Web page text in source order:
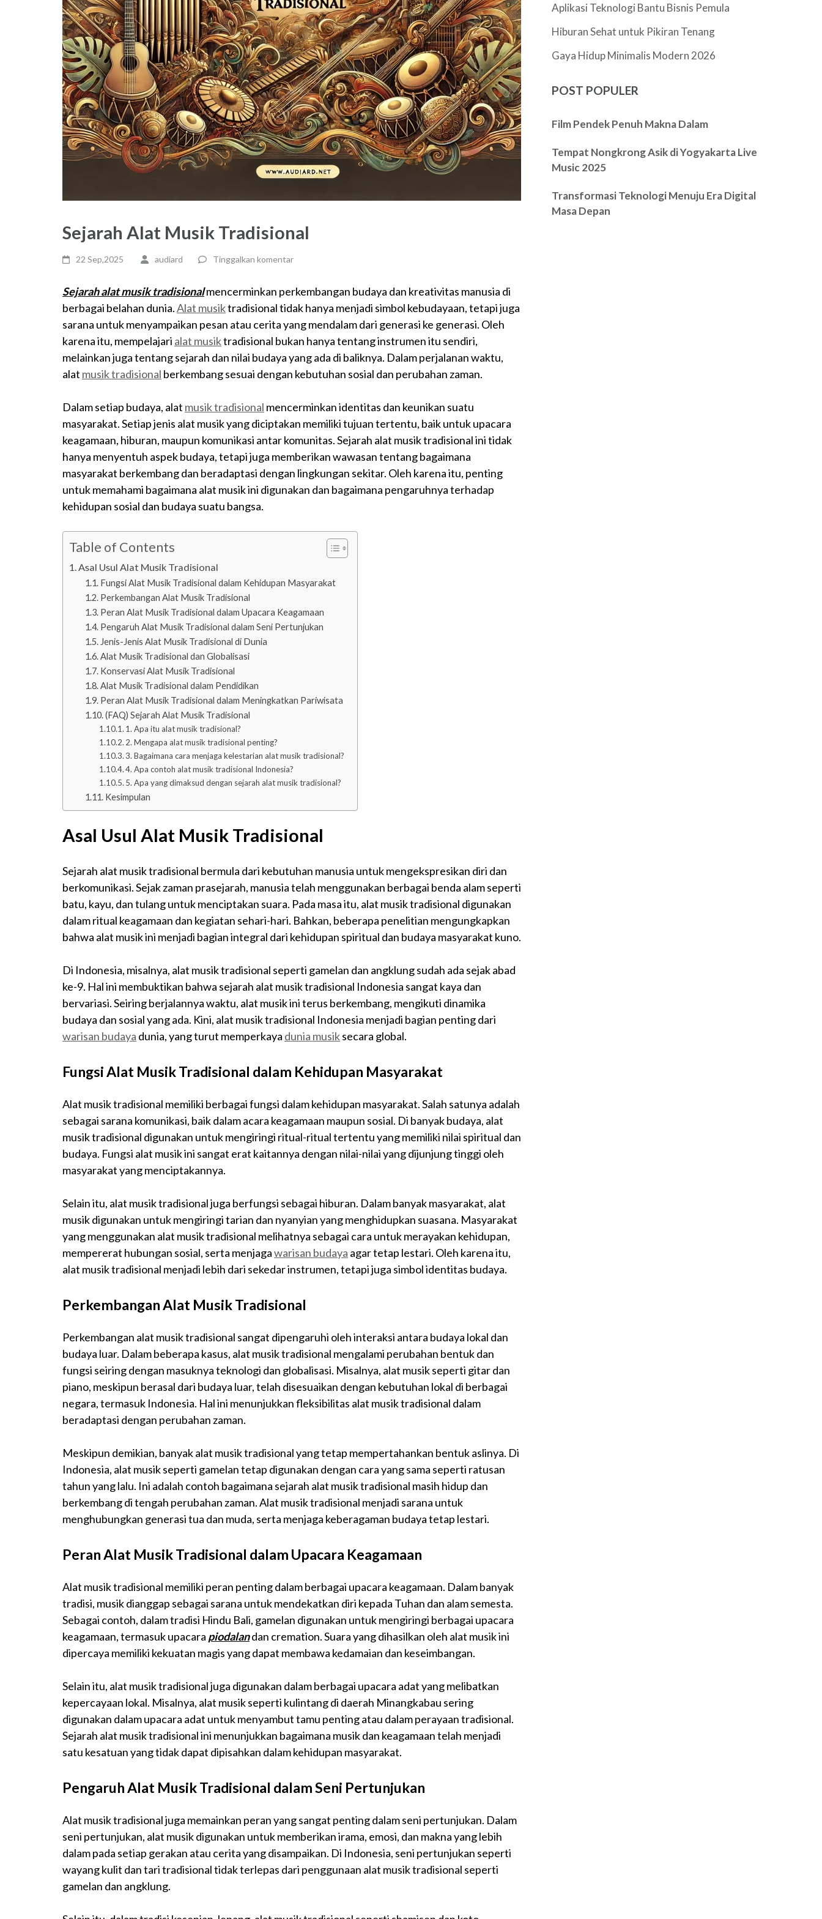
Sejarah Alat Musik Tradisional
22 Sep,2025 audiard Tinggalkan komentar
Sejarah alat musik tradisionalmencerminkan perkembangan budaya dan kreativitas manusia di
berbagai belahan dunia.Alat musiktradisional tidak hanya menjadi simbol kebudayaan, tetapi juga
sarana untuk menyampaikan pesan atau cerita yang mendalam dari generasi ke generasi. Oleh
karena itu, mempelajari alat musiktradisional bukan hanya tentang instrumen itu sendiri,
melainkan juga tentang sejarah dan nilai budaya yang ada di baliknya. Dalam perjalanan waktu,
alat musik tradisional berkembang sesuai dengan kebutuhan sosial dan perubahan zaman.
Dalam setiap budaya, alat musik tradisional mencerminkan identitas dan keunikan suatu
masyarakat. Setiap jenis alat musik yang diciptakan memiliki tujuan tertentu, baik untuk upacara
keagamaan, hiburan, maupun komunikasi antar komunitas. Sejarah alat musik tradisional ini tidak
hanya menyentuh aspek budaya, tetapi juga memberikan wawasan tentang bagaimana
masyarakat berkembang dan beradaptasi dengan lingkungan sekitar. Oleh karena itu, penting
untuk memahami bagaimana alat musik ini digunakan dan bagaimana pengaruhnya terhadap
kehidupan sosial dan budaya suatu bangsa.
Table of Contents
Asal Usul Alat Musik Tradisional
Fungsi Alat Musik Tradisional dalam Kehidupan Masyarakat
Perkembangan Alat Musik Tradisional
Peran Alat Musik Tradisional dalam Upacara Keagamaan
Pengaruh Alat Musik Tradisional dalam Seni Pertunjukan
Jenis-Jenis Alat Musik Tradisional di Dunia
Alat Musik Tradisional dan Globalisasi
Konservasi Alat Musik Tradisional
Alat Musik Tradisional dalam Pendidikan
Peran Alat Musik Tradisional dalam Meningkatkan Pariwisata
(FAQ) Sejarah Alat Musik Tradisional
1. Apa itu alat musik tradisional?
2. Mengapa alat musik tradisional penting?
3. Bagaimana cara menjaga kelestarian alat musik tradisional?
4. Apa contoh alat musik tradisional Indonesia?
5. Apa yang dimaksud dengan sejarah alat musik tradisional?
Kesimpulan
Asal Usul Alat Musik Tradisional
Sejarah alat musik tradisional bermula dari kebutuhan manusia untuk mengekspresikan diri dan
berkomunikasi. Sejak zaman prasejarah, manusia telah menggunakan berbagai benda alam seperti
batu, kayu, dan tulang untuk menciptakan suara. Pada masa itu, alat musik tradisional digunakan
dalam ritual keagamaan dan kegiatan sehari-hari. Bahkan, beberapa penelitian mengungkapkan
bahwa alat musik ini menjadi bagian integral dari kehidupan spiritual dan budaya masyarakat kuno.
Di Indonesia, misalnya, alat musik tradisional seperti gamelan dan angklung sudah ada sejak abad
ke-9. Hal ini membuktikan bahwa sejarah alat musik tradisional Indonesia sangat kaya dan
bervariasi. Seiring berjalannya waktu, alat musik ini terus berkembang, mengikuti dinamika
budaya dan sosial yang ada. Kini, alat musik tradisional Indonesia menjadi bagian penting dari
warisan budaya dunia, yang turut memperkaya dunia musiksecara global.
Fungsi Alat Musik Tradisional dalam Kehidupan Masyarakat
Alat musik tradisional memiliki berbagai fungsi dalam kehidupan masyarakat. Salah satunya adalah
sebagai sarana komunikasi, baik dalam acara keagamaan maupun sosial. Di banyak budaya, alat
musik tradisional digunakan untuk mengiringi ritual-ritual tertentu yang memiliki nilai spiritual dan
budaya. Fungsi alat musik ini sangat erat kaitannya dengan nilai-nilai yang dijunjung tinggi oleh
masyarakat yang menciptakannya.
Selain itu, alat musik tradisional juga berfungsi sebagai hiburan. Dalam banyak masyarakat, alat
musik digunakan untuk mengiringi tarian dan nyanyian yang menghidupkan suasana. Masyarakat
yang menggunakan alat musik tradisional melihatnya sebagai cara untuk merayakan kehidupan,
mempererat hubungan sosial, serta menjagawarisan budaya agar tetap lestari. Oleh karena itu,
alat musik tradisional menjadi lebih dari sekedar instrumen, tetapi juga simbol identitas budaya.
Perkembangan Alat Musik Tradisional
Perkembangan alat musik tradisional sangat dipengaruhi oleh interaksi antara budaya lokal dan
budaya luar. Dalam beberapa kasus, alat musik tradisional mengalami perubahan bentuk dan
fungsi seiring dengan masuknya teknologi dan globalisasi. Misalnya, alat musik seperti gitar dan
piano, meskipun berasal dari budaya luar, telah disesuaikan dengan kebutuhan lokal di berbagai
negara, termasuk Indonesia. Hal ini menunjukkan fleksibilitas alat musik tradisional dalam
beradaptasi dengan perubahan zaman.
Meskipun demikian, banyak alat musik tradisional yang tetap mempertahankan bentuk aslinya. Di
Indonesia, alat musik seperti gamelan tetap digunakan dengan cara yang sama seperti ratusan
tahun yang lalu. Ini adalah contoh bagaimana sejarah alat musik tradisional masih hidup dan
berkembang di tengah perubahan zaman. Alat musik tradisional menjadi sarana untuk
menghubungkan generasi tua dan muda, serta menjaga keberagaman budaya tetap lestari.
Peran Alat Musik Tradisional dalam Upacara Keagamaan
Alat musik tradisional memiliki peran penting dalam berbagai upacara keagamaan. Dalam banyak
tradisi, musik dianggap sebagai sarana untuk mendekatkan diri kepada Tuhan dan alam semesta.
Sebagai contoh, dalam tradisi Hindu Bali, gamelan digunakan untuk mengiringi berbagai upacara
keagamaan, termasuk upacara piodalandan cremation. Suara yang dihasilkan oleh alat musik ini
dipercaya memiliki kekuatan magis yang dapat membawa kedamaian dan keseimbangan.
Selain itu, alat musik tradisional juga digunakan dalam berbagai upacara adat yang melibatkan
kepercayaan lokal. Misalnya, alat musik seperti kulintang di daerah Minangkabau sering
digunakan dalam upacara adat untuk menyambut tamu penting atau dalam perayaan tradisional.
Sejarah alat musik tradisional ini menunjukkan bagaimana musik dan keagamaan telah menjadi
satu kesatuan yang tidak dapat dipisahkan dalam kehidupan masyarakat.
Pengaruh Alat Musik Tradisional dalam Seni Pertunjukan
Alat musik tradisional juga memainkan peran yang sangat penting dalam seni pertunjukan. Dalam
seni pertunjukan, alat musik digunakan untuk memberikan irama, emosi, dan makna yang lebih
dalam pada setiap gerakan atau cerita yang disampaikan. Di Indonesia, seni pertunjukan seperti
wayang kulit dan tari tradisional tidak terlepas dari penggunaan alat musik tradisional seperti
gamelan dan angklung.
Aplikasi Teknologi Bantu Bisnis Pemula
Hiburan Sehat untuk Pikiran Tenang
Gaya Hidup Minimalis Modern 2026
POST POPULER
Film Pendek Penuh Makna Dalam
Tempat Nongkrong Asik di Yogyakarta Live
Music 2025
Transformasi Teknologi Menuju Era Digital
Masa Depan